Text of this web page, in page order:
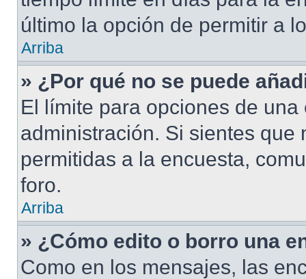
último la opción de permitir a
Arriba
» ¿Por qué no se puede
El límite para opciones de
administración. Si sientes
permitidas a la encuesta,
foro.
Arriba
» ¿Cómo edito o borro una
Como en los mensajes, las